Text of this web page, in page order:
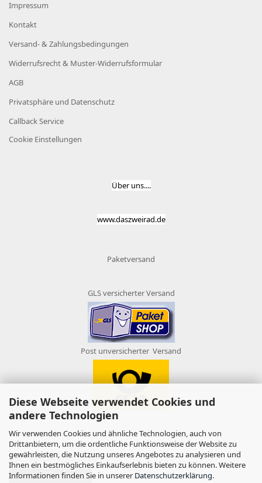
Diese Webseite verwendet Cookies und
andere Technologien
Wir verwenden Cookies und ähnliche Technologien, auch von
Drittanbietern, um die ordentliche Funktionsweise der Website zu
gewährleisten, die Nutzung unseres Angebotes zu analysieren und
Ihnen ein bestmögliches Einkaufserlebnis bieten zu können. Weitere
Informationen finden Sie in unserer Datenschutzerklärung.
Impressum
Kontakt
Versand- & Zahlungsbedingungen
Widerrufsrecht & Muster-Widerrufsformular
AGB
Privatsphäre und Datenschutz
Callback Service
Cookie Einstellungen
Über uns....
www.daszweirad.de
Paketversand
GLS versicherter Versand
Post unversicherter Versand
AUFTRAG WIDERRUFEN
Vertrag widerrufen